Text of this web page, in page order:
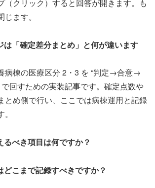
（クリック）すると回答が開きます。も
ます。
は「確定差分まとめ」と何が違います
病棟の医療区分 2・3 を “判定→合意→
回すための実装記事です。確定点数や
とめ側で行い、ここでは病棟運用と記録
るべき項目は何ですか？
どこまで記録すべきですか？